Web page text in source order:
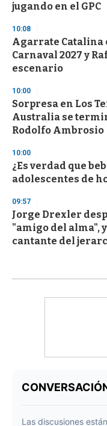
jugando en el GPC
10:08
Agarrate Catalina
Carnaval 2027 y
escenario
10:00
Sorpresa en Los
Australia se
Rodolfo Ambrosio
10:00
¿Es verdad que
adolescentes de
09:57
Jorge Drexler
"amigo del alma",
cantante del